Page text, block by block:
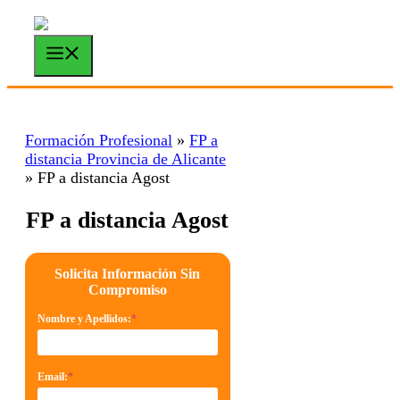
Saltar
contenido
Formación Profesional » FP a
distancia Provincia de Alicante
» FP a distancia Agost
FP a distancia Agost
Solicita Información Sin
Compromiso
Nombre y Apellidos:*
Email:*